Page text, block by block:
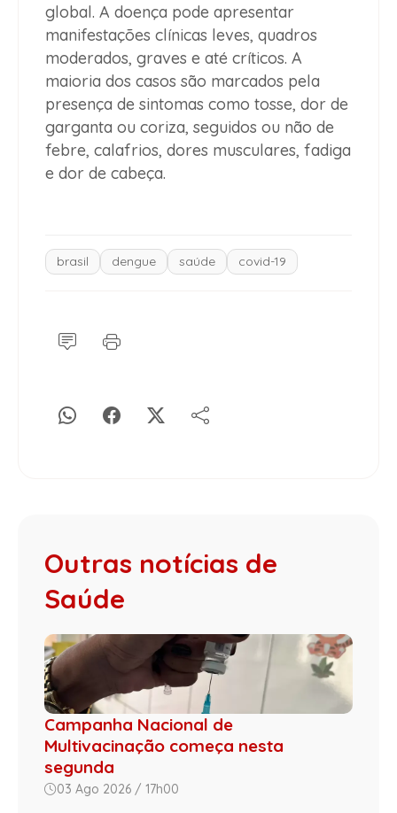
global. A doença pode apresentar
manifestações clínicas leves, quadros
moderados, graves e até críticos. A
maioria dos casos são marcados pela
presença de sintomas como tosse, dor de
garganta ou coriza, seguidos ou não de
febre, calafrios, dores musculares, fadiga
e dor de cabeça.
brasil dengue saúde covid-19
Outras notícias de
Saúde
Campanha Nacional de
Multivacinação começa nesta
segunda
03 Ago 2026 / 17h00